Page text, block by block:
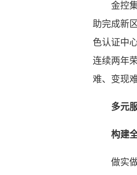
金控集
助完成新
色认证中
连续两年
难、变现
多元
构建全
做实做